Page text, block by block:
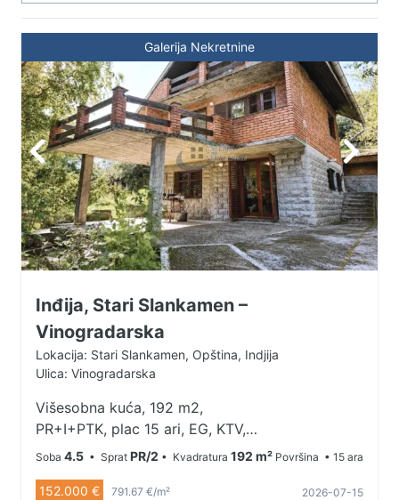
Galerija Nekretnine
Inđija, Stari Slankamen –
Vinogradarska
Lokacija: Stari Slankamen, Opština, Indjija
Ulica: Vinogradarska
Višesobna kuća, 192 m2,
PR+I+PTK, plac 15 ari, EG, KTV,
uknjižena Stari Slankamen nalazi se
na mestu gde se Tisa uliva u Dunav
Soba 4.5 • Sprat PR/2 • Kvadratura 192 m² Površina • 15 ara
152.000 € 791.67 €/m² 2026-07-15